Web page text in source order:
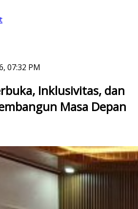
07:32 PM
Inklusivitas, dan
Masa Depan